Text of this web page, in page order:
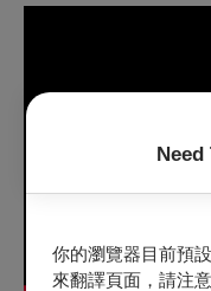
你的瀏覽器目前預
來翻譯頁面，請注